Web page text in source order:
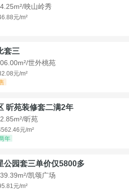
映山岭秀
元/m²
套三
世外桃苑
元/m²
昕苑装修套二满2年
昕苑
元/m²
年
公园套三单价仅5800多
凯颂广场
元/m²